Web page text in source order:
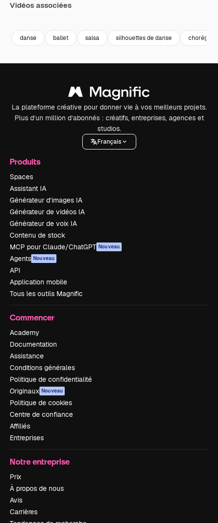
Vidéos associées
danse ballet salsa silhouettes de danse
La plateforme créative pour donner vie à vos meilleurs projets.
Plus d’un million d’abonnés : créatifs, entreprises, agences et
studios.
Français
Produits
Spaces
Assistant IA
Générateur d’images IA
Générateur de vidéos IA
Générateur de voix IA
Contenu de stock
MCP pour Claude/ChatGPT Nouveau
Agents Nouveau
API
Application mobile
Tous les outils Magnific
Commencer
Academy
Documentation
Assistance
Conditions générales
Politique de confidentialité
Originaux Nouveau
Politique de cookies
Centre de confiance
Affiliés
Entreprises
Notre entreprise
Prix
À propos de nous
Avis
Carrières